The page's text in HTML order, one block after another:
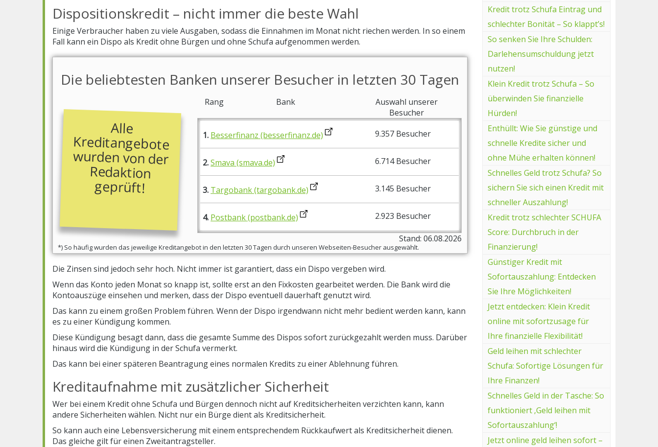
Dispositionskredit – nicht immer die beste Wahl
Einige Verbraucher haben zu viele Ausgaben, sodass die Einnahmen im Monat nicht riechen werden. In so einem
Fall kann ein Dispo als Kredit ohne Bürgen und ohne Schufa aufgenommen werden.
Die beliebtesten Banken unserer Besucher in letzten 30 Tagen
Alle
Kreditangebote
wurden von der
Redaktion
geprüft!
Rang Bank
Auswahl unserer
Besucher
1. Besserfinanz (besserfinanz.de) 9.357 Besucher
2.Smava (smava.de) 6.714 Besucher
3. Targobank (targobank.de) 3.145 Besucher
4. Postbank (postbank.de) 2.923 Besucher
Stand: 06.08.2026
*) So häufig wurden das jeweilige Kreditangebot in den letzten 30 Tagen durch unseren Webseiten-Besucher ausgewählt.
Die Zinsen sind jedoch sehr hoch. Nicht immer ist garantiert, dass ein Dispo vergeben wird.
Wenn das Konto jeden Monat so knapp ist, sollte erst an den Fixkosten gearbeitet werden. Die Bank wird die
Kontoauszüge einsehen und merken, dass der Dispo eventuell dauerhaft genutzt wird.
Das kann zu einem großen Problem führen. Wenn der Dispo irgendwann nicht mehr bedient werden kann, kann
es zu einer Kündigung kommen.
Diese Kündigung besagt dann, dass die gesamte Summe des Dispos sofort zurückgezahlt werden muss. Darüber
hinaus wird die Kündigung in der Schufa vermerkt.
Das kann bei einer späteren Beantragung eines normalen Kredits zu einer Ablehnung führen.
Kreditaufnahme mit zusätzlicher Sicherheit
Wer bei einem Kredit ohne Schufa und Bürgen dennoch nicht auf Kreditsicherheiten verzichten kann, kann
andere Sicherheiten wählen. Nicht nur ein Bürge dient als Kreditsicherheit.
So kann auch eine Lebensversicherung mit einem entsprechendem Rückkaufwert als Kreditsicherheit dienen.
Das gleiche gilt für einen Zweitantragsteller.
Kredit trotz Schufa Eintrag und
schlechter Bonität – So klappt’s!
So senken Sie Ihre Schulden:
Darlehensumschuldung jetzt
nutzen!
Klein Kredit trotz Schufa – So
überwinden Sie finanzielle
Hürden!
Enthüllt: Wie Sie günstige und
schnelle Kredite sicher und
ohne Mühe erhalten können!
Schnelles Geld trotz Schufa? So
sichern Sie sich einen Kredit mit
schneller Auszahlung!
Kredit trotz schlechter SCHUFA
Score: Durchbruch in der
Finanzierung!
Günstiger Kredit mit
Sofortauszahlung: Entdecken
Sie Ihre Möglichkeiten!
Jetzt entdecken: Klein Kredit
online mit sofortzusage für
Ihre finanzielle Flexibilität!
Geld leihen mit schlechter
Schufa: Sofortige Lösungen für
Ihre Finanzen!
Schnelles Geld in der Tasche: So
funktioniert ‚Geld leihen mit
Sofortauszahlung‘!
Jetzt online geld leihen sofort –